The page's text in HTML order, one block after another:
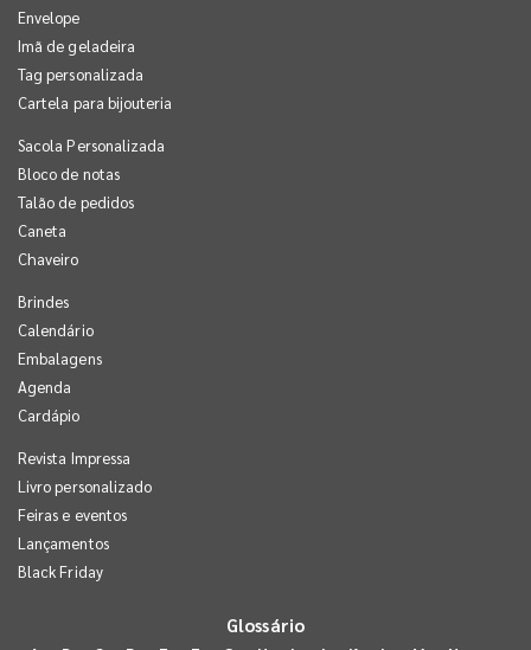
Envelope
Imã de geladeira
Tag personalizada
Cartela para bijouteria
Sacola Personalizada
Bloco de notas
Talão de pedidos
Caneta
Chaveiro
Brindes
Calendário
Embalagens
Agenda
Cardápio
Revista Impressa
Livro personalizado
Feiras e eventos
Lançamentos
Black Friday
Glossário